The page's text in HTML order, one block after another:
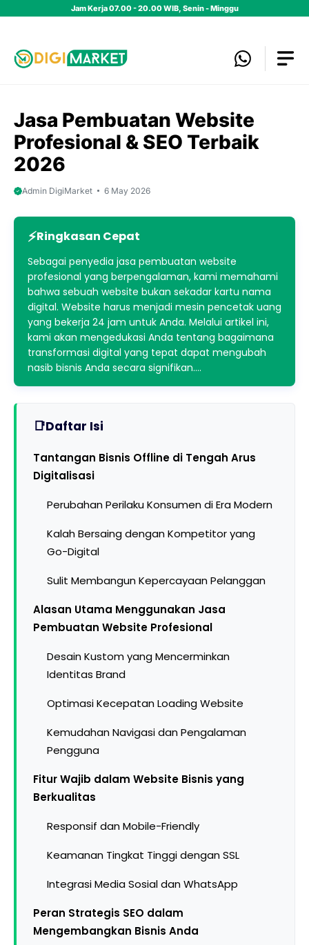
Jam Kerja 07.00 - 20.00 WIB, Senin - Minggu
Jasa Pembuatan Website
Profesional & SEO Terbaik
2026
Admin DigiMarket 6 May 2026
Ringkasan Cepat
Sebagai penyedia jasa pembuatan website
profesional yang berpengalaman, kami memahami
bahwa sebuah website bukan sekadar kartu nama
digital. Website harus menjadi mesin pencetak uang
yang bekerja 24 jam untuk Anda. Melalui artikel ini,
kami akan mengedukasi Anda tentang bagaimana
transformasi digital yang tepat dapat mengubah
nasib bisnis Anda secara signifikan.…
Daftar Isi
Tantangan Bisnis Offline di Tengah Arus
Digitalisasi
Perubahan Perilaku Konsumen di Era Modern
Kalah Bersaing dengan Kompetitor yang
Go-Digital
Sulit Membangun Kepercayaan Pelanggan
Alasan Utama Menggunakan Jasa
Pembuatan Website Profesional
Desain Kustom yang Mencerminkan
Identitas Brand
Optimasi Kecepatan Loading Website
Kemudahan Navigasi dan Pengalaman
Pengguna
Fitur Wajib dalam Website Bisnis yang
Berkualitas
Responsif dan Mobile-Friendly
Keamanan Tingkat Tinggi dengan SSL
Integrasi Media Sosial dan WhatsApp
Peran Strategis SEO dalam
Mengembangkan Bisnis Anda